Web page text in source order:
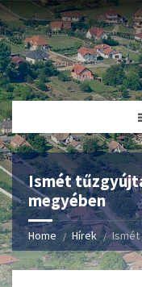
Ismét
megyében
Home Hírek